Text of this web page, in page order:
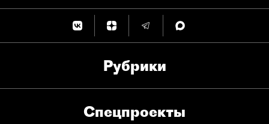
Рубрики
Спец­проекты